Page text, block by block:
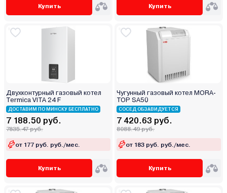
Купить Купить
Двухконтурный газовый котел
Termica VITA 24 F
ДОСТАВИМ ПО МИНСКУ БЕСПЛАТНО
7 188.50 руб.
7835.47 руб.
от 177 руб. руб./мес.
Купить
Чугунный газовый котел MORA-
TOP SA50
СОСЕД ОБЗАВИДУЕТСЯ
7 420.63 руб.
8088.49 руб.
от 183 руб. руб./мес.
Купить